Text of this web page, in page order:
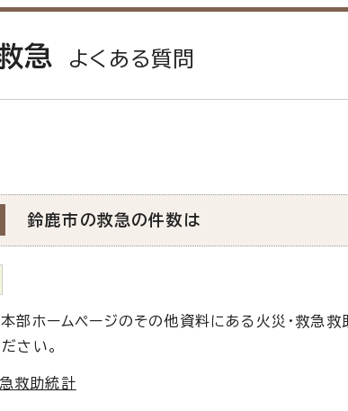
急 よくある質問
鈴鹿市の救急の件数は
部ホームページのその他資料にある火災・救急
さい。
救助統計